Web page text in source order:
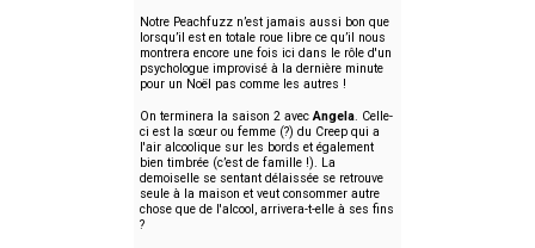
Notre Peachfuzz n’est jamais aussi bon que
lorsqu’il est en totale roue libre ce qu’il nous
montrera encore une fois ici dans le rôle d'un
psychologue improvisé à la dernière minute
pour un Noël pas comme les autres !
On terminera la saison 2 avecAngela. Celle-
ci est la sœur ou femme (?) du Creep qui a
l'air alcoolique sur les bords et également
bien timbrée (c’est de famille !). La
demoiselle se sentant délaissée se retrouve
seule à la maison et veut consommer autre
chose que de l'alcool, arrivera-t-elle à ses fins
?